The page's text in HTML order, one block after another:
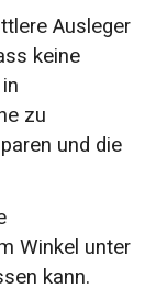
Ausleger
keine
zu
und die
Winkel unter
kann.